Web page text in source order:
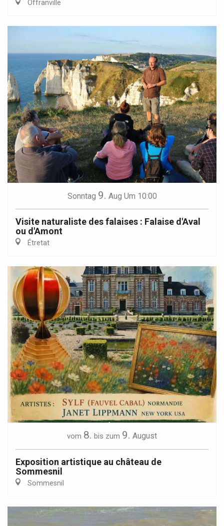
Offranville
Sonntag 9. Aug Um 10:00
Visite naturaliste des falaises : Falaise d'Aval
ou d'Amont
Étretat
vom 8. bis zum 9. August
Exposition artistique au château de
Sommesnil
Sommesnil